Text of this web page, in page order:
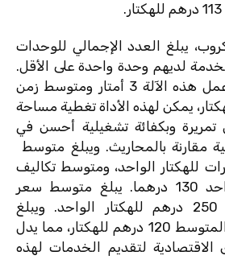
يبلغ العدد الإجمالي للوحدات
لديهم وحدة واحدة على الأقل.
ويبلغ متوسط ​​عرض عمل هذه الآلة 3 أمتار ومتوسط ​​زمن
يمكن لهذه الأداة تغطية مساحة
تمريرة وبكفائة تشغيلية أحسن في
مقارنة بالمحاريث. ويبلغ متوسط
الديزل 8 لترات للهكتار الواحد، ومتوسط ​​تكاليف
استغلال الهكتار الواحد 130 درهما. يبلغ متوسط ​​سعر
الخدمة لهذه الأداة 250 درهم للهكتار الواحد. ويبلغ
الهامش الصافي في المتوسط ​​120 درهم للهكتار، مما يدل
الاقتصادية لتقديم الخدمات لهذه